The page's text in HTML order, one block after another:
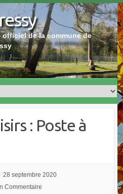
officiel de la commune de
: Poste à
28 septembre 2020
Commentaire